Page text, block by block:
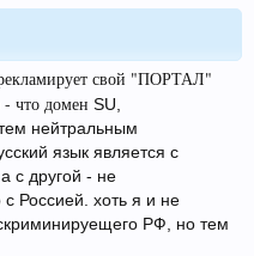
свой "ПОРТАЛ"
что домен SU,
нейтральным
язык является с
с другой - не
Россией. хоть я и не
РФ, но тем